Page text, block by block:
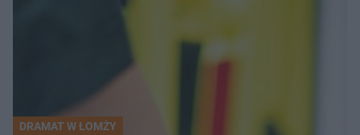
DRAMAT W ŁOMŻY